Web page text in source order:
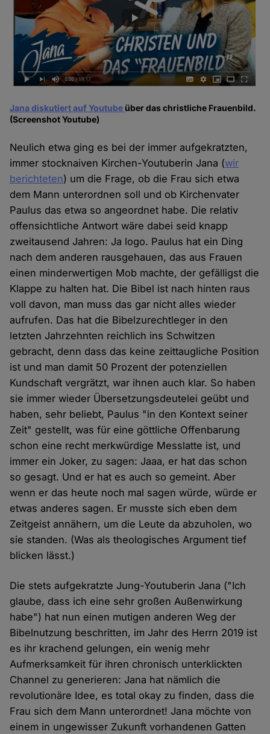
Jana diskutiert auf Youtube über das christliche Frauenbild.
(Screenshot Youtube)
Neulich etwa ging es bei der immer aufgekratzten,
immer stocknaiven Kirchen-Youtuberin Jana (wir
berichteten) um die Frage, ob die Frau sich etwa
dem Mann unterordnen soll und ob Kirchenvater
Paulus das etwa so angeordnet habe. Die relativ
offensichtliche Antwort wäre dabei seid knapp
zweitausend Jahren: Ja logo. Paulus hat ein Ding
nach dem anderen rausgehauen, das aus Frauen
einen minderwertigen Mob machte, der gefälligst die
Klappe zu halten hat. Die Bibel ist nach hinten raus
voll davon, man muss das gar nicht alles wieder
aufrufen. Das hat die Bibelzurechtleger in den
letzten Jahrzehnten reichlich ins Schwitzen
gebracht, denn dass das keine zeittaugliche Position
ist und man damit 50 Prozent der potenziellen
Kundschaft vergrätzt, war ihnen auch klar. So haben
sie immer wieder Übersetzungsdeutelei geübt und
haben, sehr beliebt, Paulus "in den Kontext seiner
Zeit" gestellt, was für eine göttliche Offenbarung
schon eine recht merkwürdige Messlatte ist, und
immer ein Joker, zu sagen: Jaaa, er hat das schon
so gesagt. Und er hat es auch so gemeint. Aber
wenn er das heute noch mal sagen würde, würde er
etwas anderes sagen. Er musste sich eben dem
Zeitgeist annähern, um die Leute da abzuholen, wo
sie standen. (Was als theologisches Argument tief
blicken lässt.)
Die stets aufgekratzte Jung-Youtuberin Jana ("Ich
glaube, dass ich eine sehr großen Außenwirkung
habe") hat nun einen mutigen anderen Weg der
Bibelnutzung beschritten, im Jahr des Herrn 2019 ist
es ihr krachend gelungen, ein wenig mehr
Aufmerksamkeit für ihren chronisch unterklickten
Channel zu generieren: Jana hat nämlich die
revolutionäre Idee, es total okay zu finden, dass die
Frau sich dem Mann unterordnet! Jana möchte von
einem in ungewisser Zukunft vorhandenen Gatten